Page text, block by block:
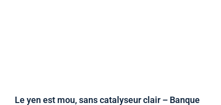
Le yen est mou, sans catalyseur clair – Banque